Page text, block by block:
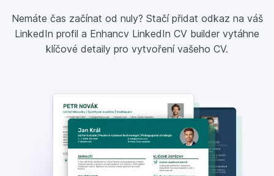
Nemáte čas začínat od nuly? Stačí přidat odkaz na váš
LinkedIn profil a Enhancv LinkedIn CV builder vytáhne
klíčové detaily pro vytvoření vašeho CV.